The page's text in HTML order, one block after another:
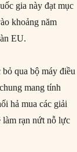
gia này đạt mục
khoảng năm
EU.
qua bộ máy điều
mang tính
hả mua các giải
làm rạn nứt nỗ lực